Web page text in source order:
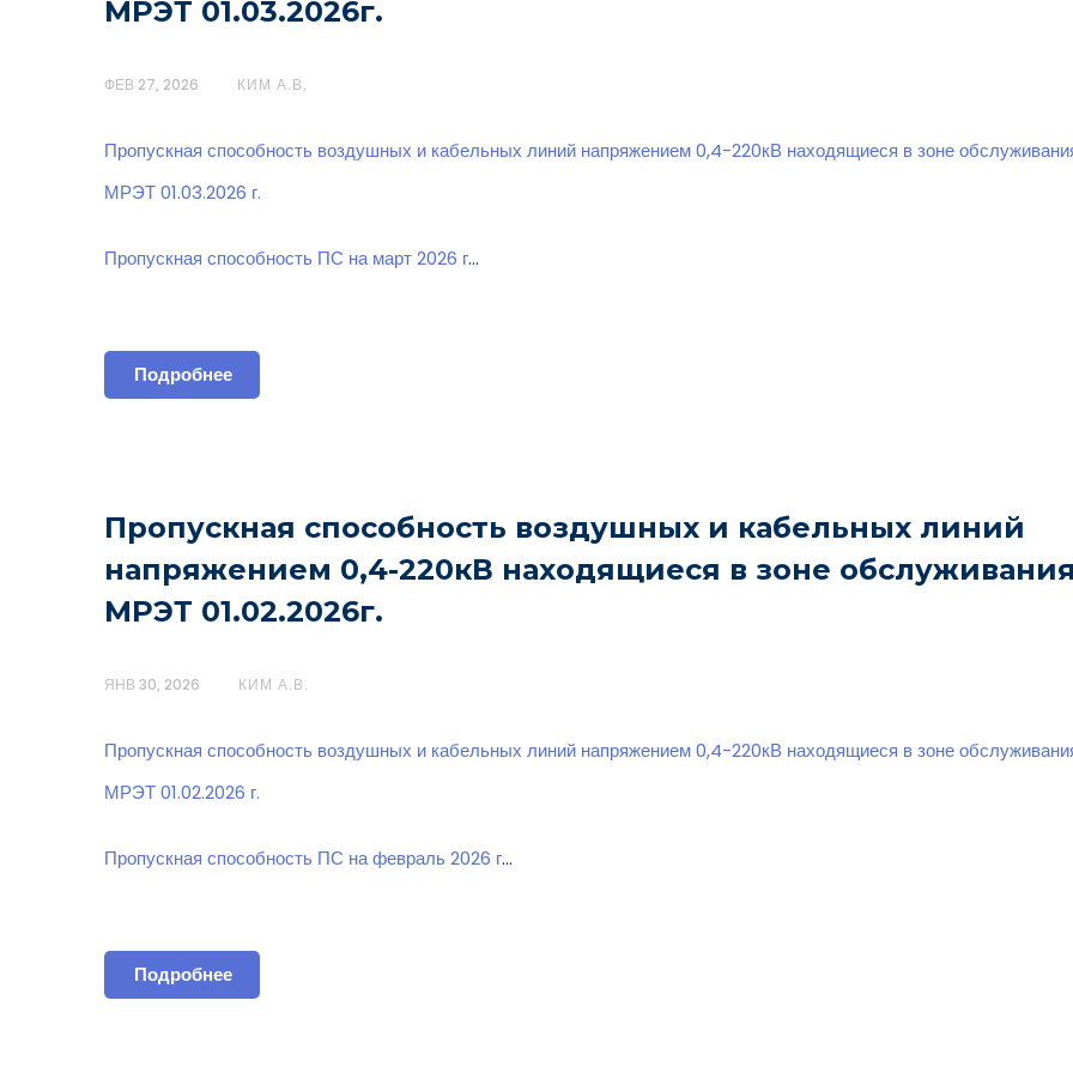
МРЭТ 01.03.2026г.
ФЕВ 27, 2026 КИМ А.В.
Пропускная способность воздушных и кабельных линий напряжением 0,4-220кВ находящиеся в зоне
МРЭТ 01.03.2026 г.
Пропускная способность ПС на март 2026 г…
Подробнее
Пропускная способность воздушных и кабельных линий
напряжением 0,4-220кВ находящиеся в зоне
МРЭТ 01.02.2026г.
ЯНВ 30, 2026 КИМ А.В.
Пропускная способность воздушных и кабельных линий напряжением 0,4-220кВ находящиеся в зоне
МРЭТ 01.02.2026 г.
Пропускная способность ПС на февраль 2026 г…
Подробнее